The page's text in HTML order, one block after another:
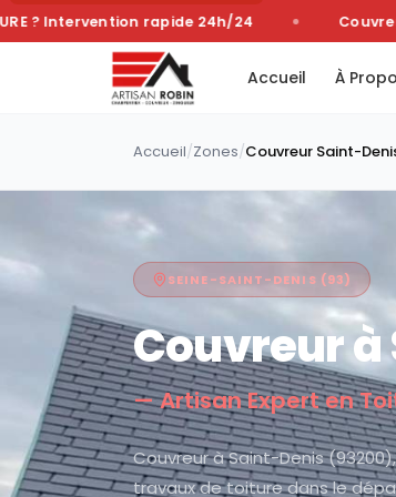
? Intervention rapide 24h/24 Couvreur
Accueil À
Accueil/Zones/Couvreur Saint-
SEINE-SAINT-DENIS (93)
Couvreur à
— Artisan Expert en
Couvreur à Saint-Denis
travaux de toiture dans le